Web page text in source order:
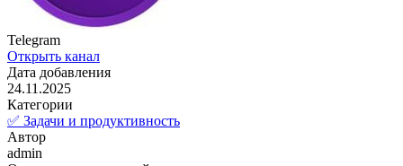
Telegram
Открыть канал
Дата добавления
24.11.2025
Категории
✅ Задачи и продуктивность
Автор
admin